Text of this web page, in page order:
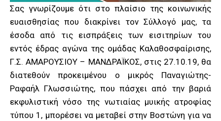
Σας γνωρίζουμε ότι στο πλαίσιο της κοινωνικής
ευαισθησίας που διακρίνει τον Σύλλογό μας, τα
έσοδα από τις εισπράξεις των εισιτηρίων του
εντός έδρας αγώνα της ομάδας Καλαθοσφαίρισης,
Γ.Σ. ΑΜΑΡΟΥΣΙΟΥ – ΜΑΝΔΡΑΪΚΟΣ, στις 27.10.19, θα
διατεθούν προκειμένου ο μικρός Παναγιώτης-
Ραφαήλ Γλωσσιώτης, που πάσχει από την βαριά
εκφυλιστική νόσο της νωτιαίας μυικής ατροφίας
τύπου 1, μπορέσει να μεταβεί στην Βοστώνη για να